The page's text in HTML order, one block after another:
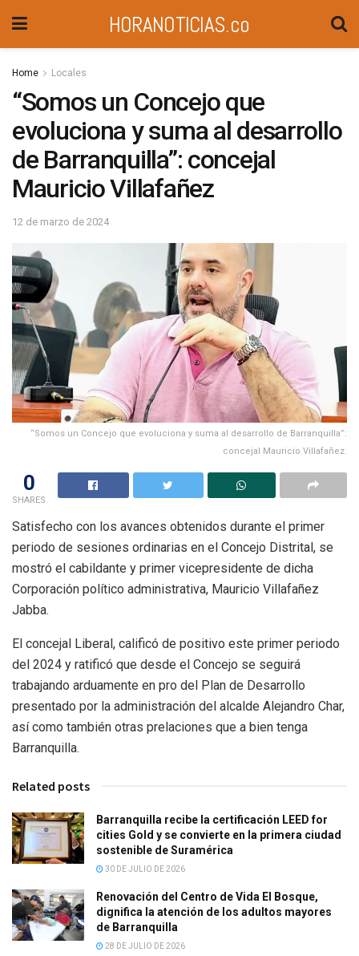
HORANOTICIAS.co
Home Locales
“Somos un Concejo que
evoluciona y suma al desarrollo
de Barranquilla”: concejal
Mauricio Villafañez
12 de marzo de 2024
“Somos un Concejo que evoluciona y suma al desarrollo de Barranquilla”:
concejal Mauricio Villafañez.
0
SHARES
Satisfecho con los avances obtenidos durante el primer
periodo de sesiones ordinarias en el Concejo Distrital, se
mostró el cabildante y primer vicepresidente de dicha
Corporación político administrativa, Mauricio Villafañez
Jabba.
El concejal Liberal, calificó de positivo este primer periodo
del 2024 y ratificó que desde el Concejo se seguirá
trabajando arduamente en pro del Plan de Desarrollo
presentado por la administración del alcalde Alejandro Char,
así como también otras prelaciones que a bien tenga
Barranquilla.
Related posts
Barranquilla recibe la certificación LEED for
cities Gold y se convierte en la primera ciudad
sostenible de Suramérica
30 DE JULIO DE 2026
Renovación del Centro de Vida El Bosque,
dignifica la atención de los adultos mayores
de Barranquilla
28 DE JULIO DE 2026